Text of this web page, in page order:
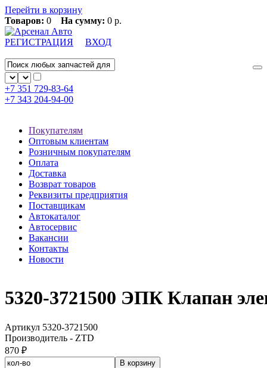
Перейти в корзину
Товаров: 0 На сумму: 0 р.
РЕГИСТРАЦИЯ ВХОД
+7 351 729-83-64
+7 343 204-94-00
Покупателям
Оптовым клиентам
Розничным покупателям
Оплата
Доставка
Возврат товаров
Реквизиты предприятия
Поставщикам
Автокаталог
Автосервис
Вакансии
Контакты
Новости
5320-3721500 ЭПК Клапан
Артикул 5320-3721500
Производитель - ZTD
870 ₽